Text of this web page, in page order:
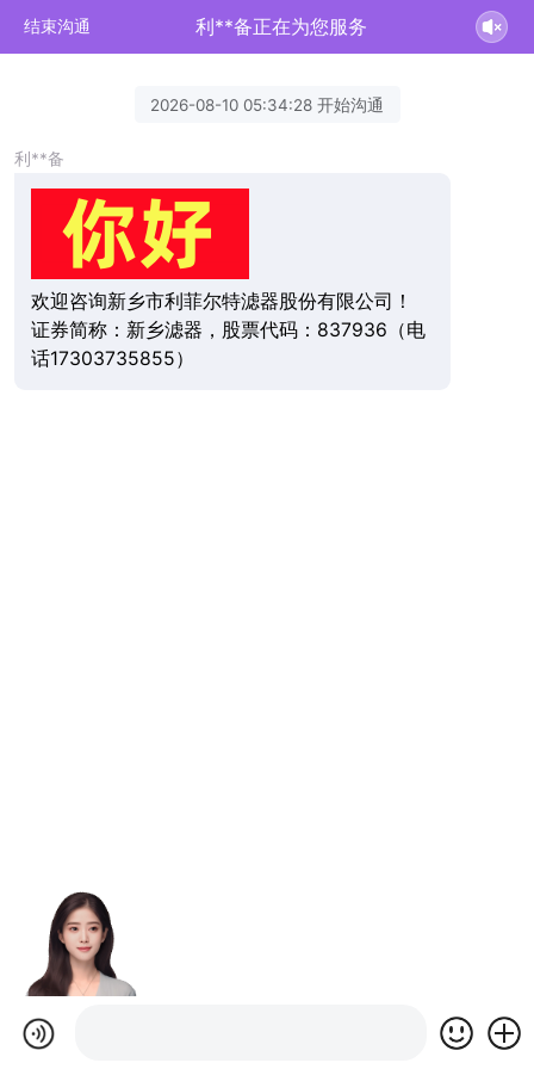
结束沟通 利**备正在为您服务
2026-08-10 05:34:28 开始沟通
利**备
欢迎咨询新乡市利菲尔特滤器股份有限公司！
证券简称：新乡滤器，股票代码：837936（电
话17303735855）